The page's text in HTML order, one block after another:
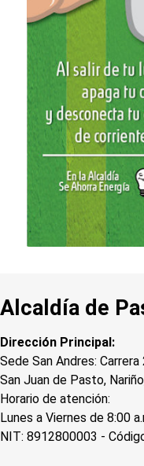
Alcaldía de
Dirección Principal:
Sede San Andres:
San Juan de Pasto,
Horario de atención:
Lunes a Viernes de 8:00
NIT: 8912800003 -